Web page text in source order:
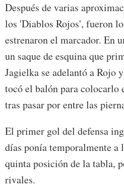
Después de varias
los 'Diablos Rojos', fueron
estrenaron el marcador. En
un saque de esquina que
Jagielka se adelantó a Rojo
tocó el balón para colocarlo
tras pasar por entre las
El primer gol del defensa
días ponía temporalmente a
quinta posición de la tabla,
rivales.